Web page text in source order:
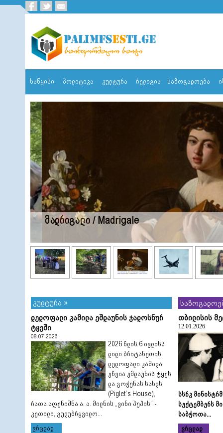
საწყისი პოლიტიკა კულტურა რელიგია საზოგადოება
მადრიგალი / Madrigale
კულტურა »
დედოფალი კამილა ეშდაუნის ჯადოსნურ
ტყეში
08.07.2026
2026 წლის 6 ივლისს
დიდი ბრიტანეთის
დედოფალი კამილა
ეწვია ეშდაუნის ტყეს
და გოჭუნას სახლს
(Piglet’s House),
რათა აღენიშნა ა. ა. მილნის „ვინი პუჰის“ -
კეთილი, გულუბრყვილო...
ვრცლად
თბილისის
12.01.2026
სსრკ
სექტემბერს
საბჭოთა...
ვრცლად